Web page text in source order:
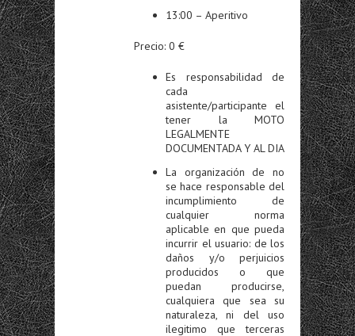
13:00 – Aperitivo
Precio: 0 €
Es responsabilidad de
cada
asistente/participante el
tener la MOTO
LEGALMENTE
DOCUMENTADA Y AL DIA
La organización de no
se hace responsable del
incumplimiento de
cualquier norma
aplicable en que pueda
incurrir el usuario: de los
daños y/o perjuicios
producidos o que
puedan producirse,
cualquiera que sea su
naturaleza, ni del uso
ilegitimo que terceras